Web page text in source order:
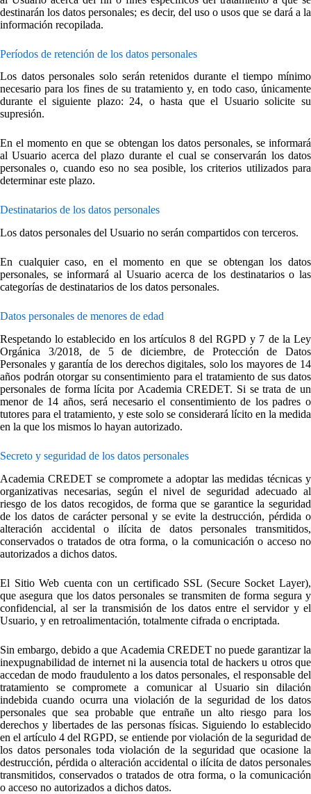
destinarán los datos personales; es decir, del uso o usos que se dará a la
información recopilada.
Períodos de retención de los datos personales
Los datos personales solo serán retenidos durante el tiempo mínimo
necesario para los fines de su tratamiento y, en todo caso, únicamente
durante el siguiente plazo: 24, o hasta que el Usuario solicite su
supresión.
En el momento en que se obtengan los datos personales, se informará
al Usuario acerca del plazo durante el cual se conservarán los datos
personales o, cuando eso no sea posible, los criterios utilizados para
determinar este plazo.
Destinatarios de los datos personales
Los datos personales del Usuario no serán compartidos con terceros.
En cualquier caso, en el momento en que se obtengan los datos
personales, se informará al Usuario acerca de los destinatarios o las
categorías de destinatarios de los datos personales.
Datos personales de menores de edad
Respetando lo establecido en los artículos 8 del RGPD y 7 de la Ley
Orgánica 3/2018, de 5 de diciembre, de Protección de Datos
Personales y garantía de los derechos digitales, solo los mayores de 14
años podrán otorgar su consentimiento para el tratamiento de sus datos
personales de forma lícita por Academia CREDET. Si se trata de un
menor de 14 años, será necesario el consentimiento de los padres o
tutores para el tratamiento, y este solo se considerará lícito en la medida
en la que los mismos lo hayan autorizado.
Secreto y seguridad de los datos personales
Academia CREDET se compromete a adoptar las medidas técnicas y
organizativas necesarias, según el nivel de seguridad adecuado al
riesgo de los datos recogidos, de forma que se garantice la seguridad
de los datos de carácter personal y se evite la destrucción, pérdida o
alteración accidental o ilícita de datos personales transmitidos,
conservados o tratados de otra forma, o la comunicación o acceso no
autorizados a dichos datos.
El Sitio Web cuenta con un certificado SSL (Secure Socket Layer),
que asegura que los datos personales se transmiten de forma segura y
confidencial, al ser la transmisión de los datos entre el servidor y el
Usuario, y en retroalimentación, totalmente cifrada o encriptada.
Sin embargo, debido a que Academia CREDET no puede garantizar la
inexpugnabilidad de internet ni la ausencia total de hackers u otros que
accedan de modo fraudulento a los datos personales, el responsable del
tratamiento se compromete a comunicar al Usuario sin dilación
indebida cuando ocurra una violación de la seguridad de los datos
personales que sea probable que entrañe un alto riesgo para los
derechos y libertades de las personas físicas. Siguiendo lo establecido
en el artículo 4 del RGPD, se entiende por violación de la seguridad de
los datos personales toda violación de la seguridad que ocasione la
destrucción, pérdida o alteración accidental o ilícita de datos personales
transmitidos, conservados o tratados de otra forma, o la comunicación
o acceso no autorizados a dichos datos.